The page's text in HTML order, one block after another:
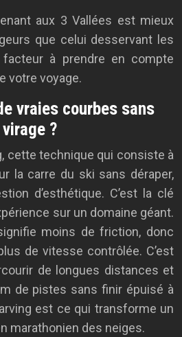
aux 3 Vallées est mieux
que celui desservant les
à prendre en compte
votre voyage.
vraies courbes sans
?
cette technique qui consiste à
la carre du ski sans déraper,
d’esthétique. C’est la clé
sur un domaine géant.
moins de friction, donc
de vitesse contrôlée. C’est
de longues distances et
de pistes sans finir épuisé à
est ce qui transforme un
marathonien des neiges.